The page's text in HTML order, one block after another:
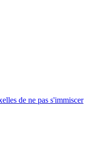
de ne pas s'immiscer